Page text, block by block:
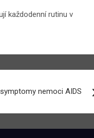
každodenní rutinu v
nemoci AIDS